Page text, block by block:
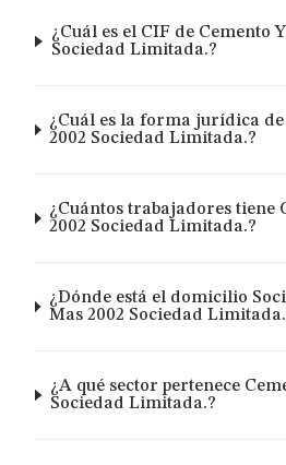
¿Cuál es el CIF de Cemento
Sociedad Limitada.?
¿Cuál es la forma jurídica de
2002 Sociedad Limitada.?
¿Cuántos trabajadores tiene
2002 Sociedad Limitada.?
¿Dónde está el domicilio
Mas 2002 Sociedad
¿A qué sector pertenece
Sociedad Limitada.?